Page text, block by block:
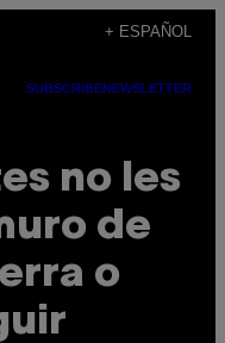
+ ESPAÑOL
SUBSCRIBENEWSLETTER
no les
de
o